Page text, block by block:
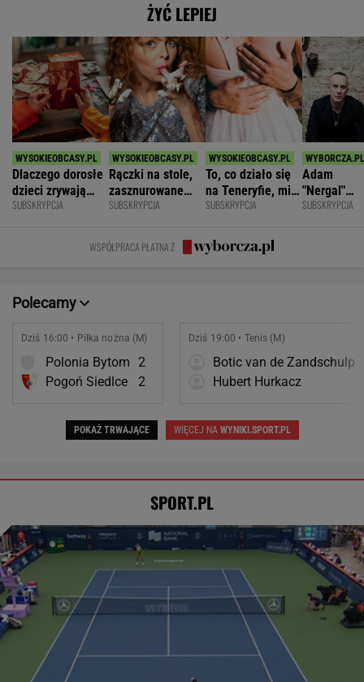
ŻYĆ LEPIEJ
Dlaczego dorosłe
dzieci zrywają
kontakt z
SUBSKRYPCJA
Rączki na stole,
zasznurowane
usta. Byłam
dużej dyscyplinie
SUBSKRYPCJA
To, co działo się
na Teneryfie, mi
się należało. Nie
złe
SUBSKRYPCJA
Adam
"Nergal"
Darski: Ja
SUBSKRYPCJA
WSPÓŁPRACA PŁATNA Z
Polecamy
Dziś 16:00 • Piłka nożna (M)
Polonia Bytom
2
Pogoń Siedlce
2
Dziś 19:00 • Tenis (M)
Botic van de Zandschulp
Hubert Hurkacz
POKAŻ TRWAJĄCE WIĘCEJ NA WYNIKI.SPORT.PL
SPORT.PL